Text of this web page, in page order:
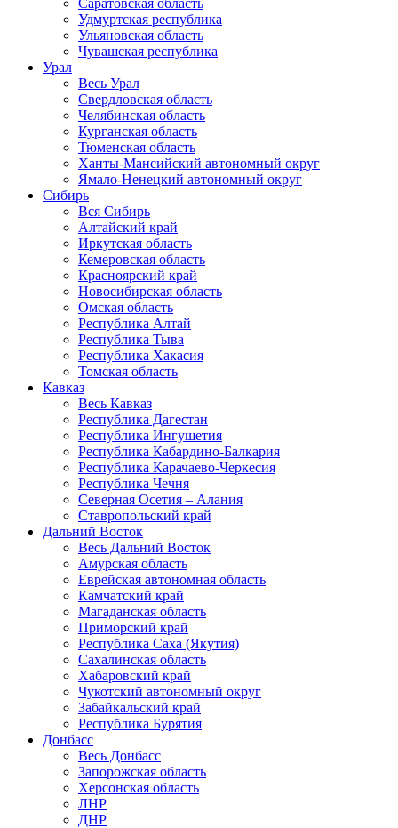
Саратовская область
Удмуртская республика
Ульяновская область
Чувашская республика
Урал
Весь Урал
Свердловская область
Челябинская область
Курганская область
Тюменская область
Ханты-Мансийский автономный округ
Ямало-Ненецкий автономный округ
Сибирь
Вся Сибирь
Алтайский край
Иркутская область
Кемеровская область
Красноярский край
Новосибирская область
Омская область
Республика Алтай
Республика Тыва
Республика Хакасия
Томская область
Кавказ
Весь Кавказ
Республика Дагестан
Республика Ингушетия
Республика Кабардино-Балкария
Республика Карачаево-Черкесия
Республика Чечня
Северная Осетия – Алания
Ставропольский край
Дальний Восток
Весь Дальний Восток
Амурская область
Еврейская автономная область
Камчатский край
Магаданская область
Приморский край
Республика Саха (Якутия)
Сахалинская область
Хабаровский край
Чукотский автономный округ
Забайкальский край
Республика Бурятия
Донбасс
Весь Донбасс
Запорожская область
Херсонская область
ЛНР
ДНР